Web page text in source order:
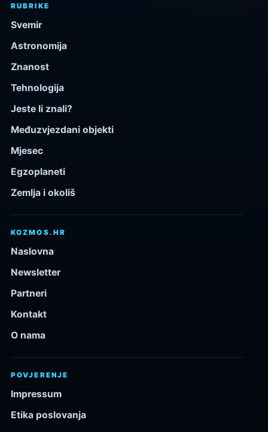
RUBRIKE
Svemir
Astronomija
Znanost
Tehnologija
Jeste li znali?
Međuzvjezdani objekti
Mjesec
Egzoplaneti
Zemlja i okoliš
KOZMOS.HR
Naslovna
Newsletter
Partneri
Kontakt
O nama
POVJERENJE
Impressum
Etika poslovanja